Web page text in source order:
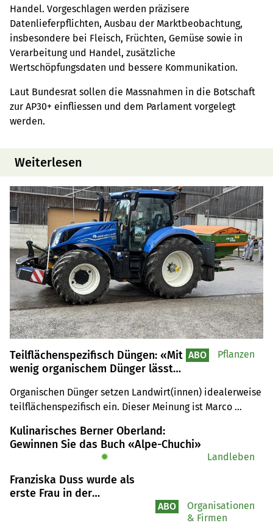
Handel. Vorgeschlagen werden präzisere
Datenlieferpflichten, Ausbau der Marktbeobachtung,
insbesondere bei Fleisch, Früchten, Gemüse sowie in
Verarbeitung und Handel, zusätzliche
Wertschöpfungsdaten und bessere Kommunikation.
Laut Bundesrat sollen die Massnahmen in die Botschaft
zur AP30+ einfliessen und dem Parlament vorgelegt
werden.
Weiterlesen
Teilflächenspezifisch Düngen: «Mit
wenig organischem Dünger lässt
Organischen Dünger setzen Landwirt(innen) idealerweise
teilflächenspezifisch ein. Dieser Meinung ist Marco
teilflächenspezifische Düngung gelingt und welche Daten
Landwirt(innen) dafür brauchen.
ABO Pflanzen
Kulinarisches Berner Oberland:
Gewinnen Sie das Buch «Alpe-Chuchi»
✹ Landleben
Franziska Duss wurde als
erste Frau in der
ABO
Organisationen
& Firmen